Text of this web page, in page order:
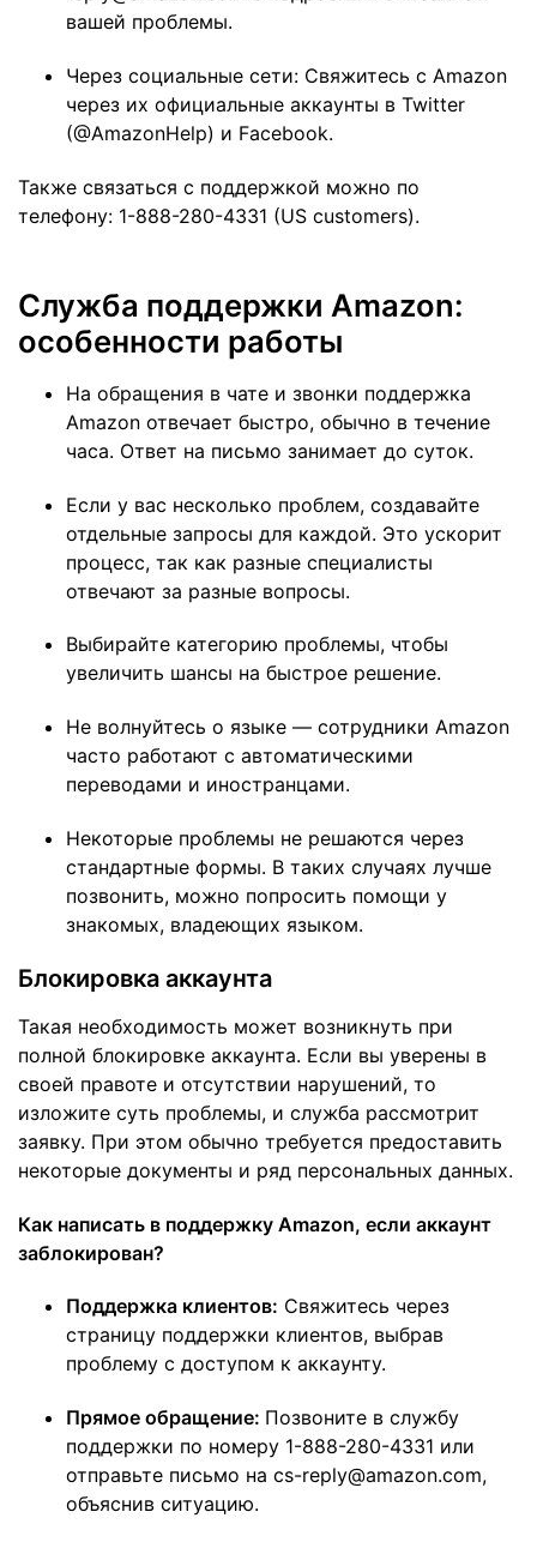
вашей проблемы​​.
Через социальные сети: Свяжитесь с Amazon
через их официальные аккаунты в Twitter
(@AmazonHelp) и Facebook​​.
Также связаться с поддержкой можно по
телефону: 1-888-280-4331 (US customers)​​.
Служба поддержки Amazon:
особенности работы
На обращения в чате и звонки поддержка
Amazon отвечает быстро, обычно в течение
часа. Ответ на письмо занимает до суток.
Если у вас несколько проблем, создавайте
отдельные запросы для каждой. Это ускорит
процесс, так как разные специалисты
отвечают за разные вопросы.
Выбирайте категорию проблемы, чтобы
увеличить шансы на быстрое решение.
Не волнуйтесь о языке — сотрудники Amazon
часто работают с автоматическими
переводами и иностранцами.
Некоторые проблемы не решаются через
стандартные формы. В таких случаях лучше
позвонить, можно попросить помощи у
знакомых, владеющих языком.
Блокировка аккаунта
Такая необходимость может возникнуть при
полной блокировке аккаунта. Если вы уверены в
своей правоте и отсутствии нарушений, то
изложите суть проблемы, и служба рассмотрит
заявку. При этом обычно требуется предоставить
некоторые документы и ряд персональных данных.
Как написать в поддержку Amazon, если аккаунт
заблокирован?
Поддержка клиентов: Свяжитесь через
страницу поддержки клиентов, выбрав
проблему с доступом к аккаунту​.
Прямое обращение: Позвоните в службу
поддержки по номеру 1-888-280-4331 или
отправьте письмо на cs-reply@amazon.com,
объяснив ситуацию​.